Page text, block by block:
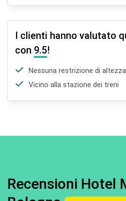
I clienti hanno valutato
con 9.5!
Nessuna restrizione di altezza
Vicino alla stazione dei treni
Recensioni Hotel